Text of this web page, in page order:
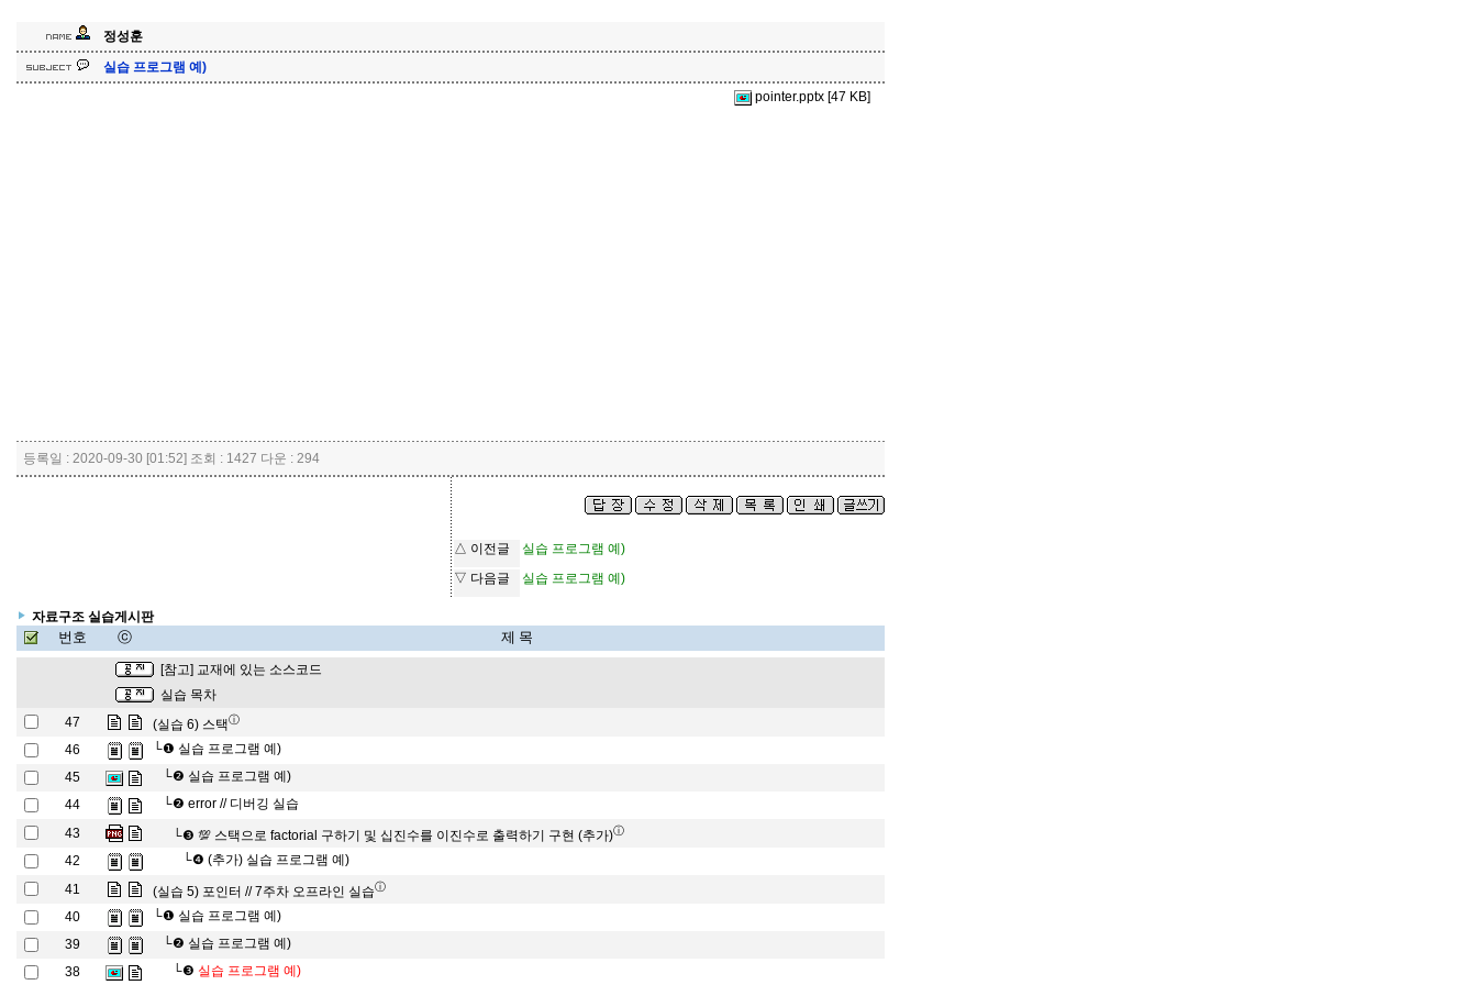
정성훈
실습 프로그램 예)
pointer.pptx [47 KB]
등록일 : 2020-09-30 [01:52] 조회 : 1427 다운 : 294
△ 이전글
실습 프로그램 예)
▽ 다음글
실습 프로그램 예)
자료구조 실습게시판
번호 ⓒ 제 목
[참고] 교재에 있는 소스코드
실습 목차
47
(실습 6) 스택ⓘ
46 └❶ 실습 프로그램 예)
45
└❷ 실습 프로그램 예)
44
└❷ error // 디버깅 실습
43
└❸ 💯 스택으로 factorial 구하기 및 십진수를 이진수로 출력하기 구현 (추가)ⓘ
42 └❹ (추가) 실습 프로그램 예)
41
(실습 5) 포인터 // 7주차 오프라인 실습ⓘ
40 └❶ 실습 프로그램 예)
39
└❷ 실습 프로그램 예)
38
└❸ 실습 프로그램 예)